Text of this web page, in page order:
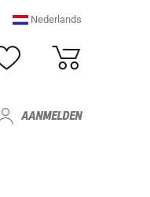
Nederlands
AANMELDEN